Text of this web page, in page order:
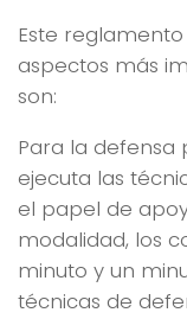
Este
aspectos más
son:
Para la defensa
ejecuta las
el papel de
modalidad, los
minuto y un
técnicas de